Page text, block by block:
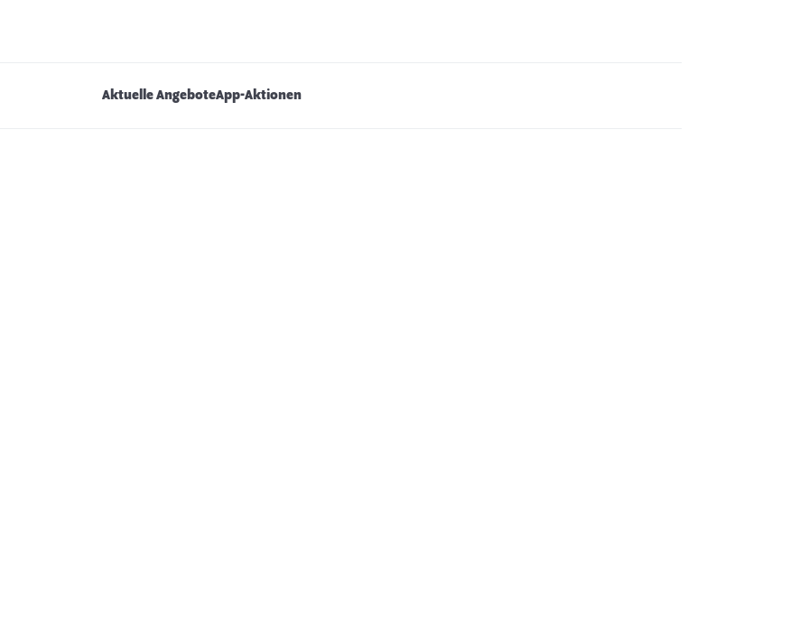
Aktuelle AngeboteApp-Aktionen